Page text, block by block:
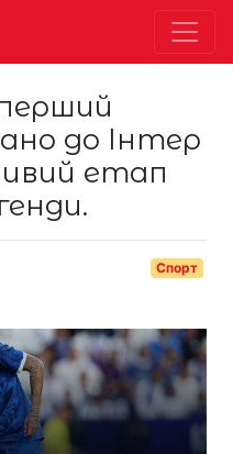
до Інтер
етап
Спорт